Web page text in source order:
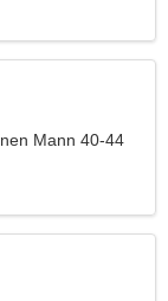
Mann 40-44